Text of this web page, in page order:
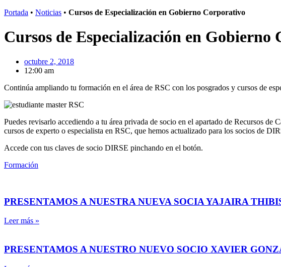
Portada • Noticias • Cursos de Especialización en Gobierno Corporativo
Cursos de Especialización en Gobierno
octubre 2, 2018
12:00 am
Continúa ampliando tu formación en el área de RSC con los posgrados y cursos de
Puedes revisarlo accediendo a tu área privada de socio en el apartado de Recursos
cursos de experto o especialista en RSC, que hemos actualizado para los socios de
Accede con tus claves de socio DIRSE pinchando en el botón.
Formación
PRESENTAMOS A NUESTRA NUEVA SOCIA YAJAIRA
Leer más »
PRESENTAMOS A NUESTRO NUEVO SOCIO XAVIER